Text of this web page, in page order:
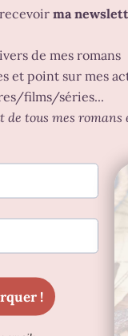
d’une époque
du Ray’s Day
découvrir la